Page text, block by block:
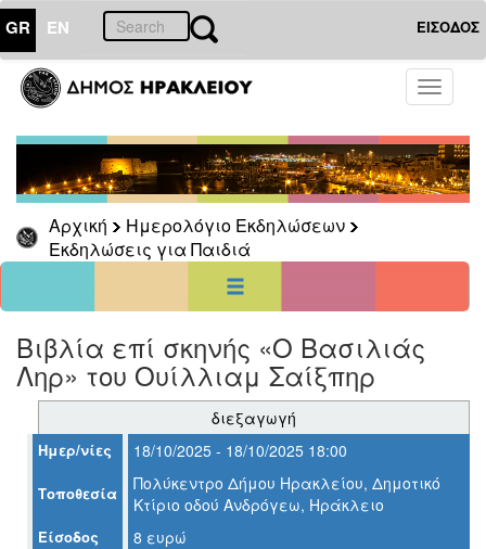
GR EN ΕΙΣΟΔΟΣ
Toggle
Αρχική
Ημερολόγιο Εκδηλώσεων
Εκδηλώσεις για Παιδιά
10Οκτώβριος
2025
Τρι Τετ Πεμ Παρ Σαβ
1 2 3
4
12
13 14 15 16 17
18
19
20 21 22 23 24
25
ΗΜΕΡΟΛΟΓΙΟ
ΕΚΔΗΛΩΣΕΩΝ
Εκδηλώσεις
Παιδιά
Βιβλία επί σκηνής «Ο Βασιλιάς
Ληρ» του Ουίλλιαμ Σαίξπηρ
διεξαγωγή
Ημερ/νίες 18/10/2025 - 18/10/2025 18:00
Τοποθεσία
Πολύκεντρο Δήμου Ηρακλείου, Δημοτικό
Κτίριο οδού Ανδρόγεω, Ηράκλειο
Είσοδος 8 ευρώ